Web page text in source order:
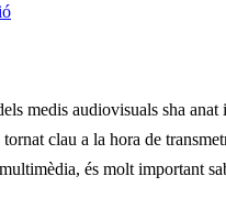
medis audiovisuals sha
tornat clau a la hora de
és molt important